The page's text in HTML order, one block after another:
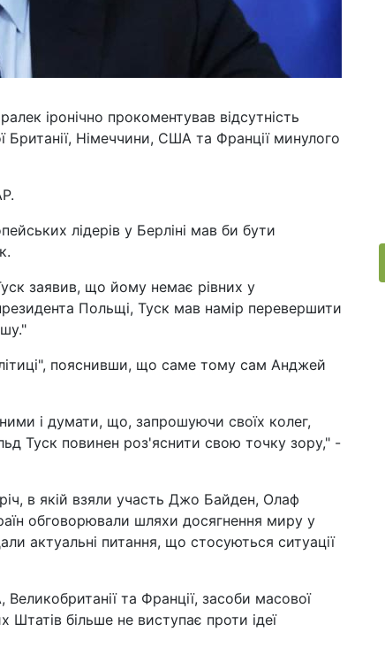
іронічно прокоментував відсутність
Британії, Німеччини, США та Франції минулого
лідерів у Берліні мав би бути
заявив, що йому немає рівних у
Польщі, Туск мав намір перевершити
пояснивши, що саме тому сам Анджей
і думати, що, запрошуючи своїх колег,
Туск повинен роз'яснити свою точку зору," -
в якій взяли участь Джо Байден, Олаф
обговорювали шляхи досягнення миру у
актуальні питання, що стосуються ситуації
та Франції, засоби масової
Штатів більше не виступає проти ідеї